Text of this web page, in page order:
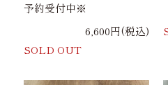
予約受付中※
6,600円(税込)
SOLD OUT